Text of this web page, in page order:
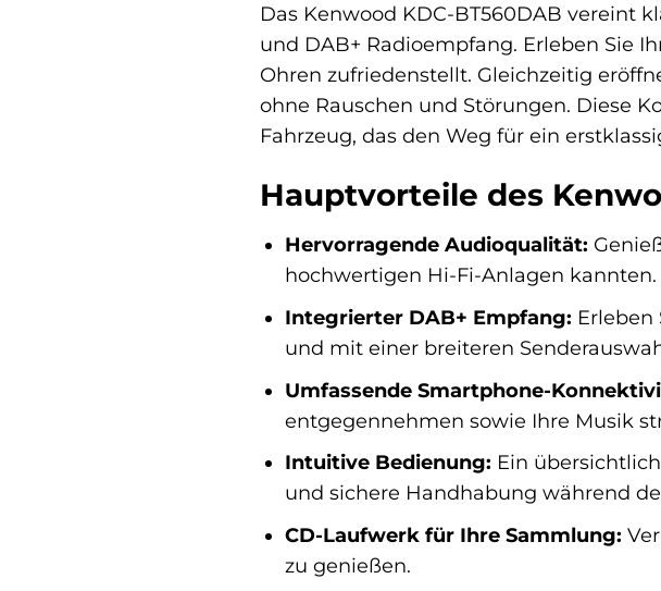
Das Kenwood KDC-BT560DAB vereint
und DAB+ Radioempfang. Erleben Sie
Ohren zufriedenstellt. Gleichzeitig
ohne Rauschen und Störungen. Diese
Fahrzeug, das den Weg für ein
Hauptvorteile des
Hervorragende Audioqualität:
hochwertigen Hi-Fi-Anlagen kannten.
Integrierter DAB+ Empfang: Erleben
und mit einer breiteren
Umfassende Smartphone-
entgegennehmen sowie Ihre Musik
Intuitive Bedienung: Ein
und sichere Handhabung während
CD-Laufwerk für Ihre Sammlung:
zu genießen.